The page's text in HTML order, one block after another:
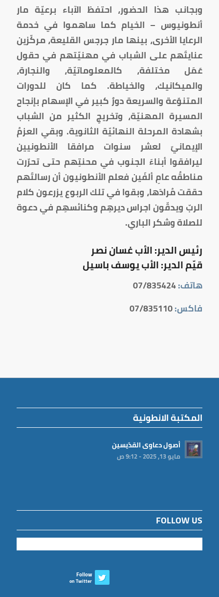
وبجانب هذا الحضور، احتفظ الآباء برعيّة مار
أنطونيوس – الخيام كما ساهموا في خدمة
الرعايا الأخرى، بينها مار جرجس القليعة، مركّزين
عنايتَهم على الشباب في مهنيّتهم في حقول
عَمَل مختلفة، كالمعلوماتيّة، والنجارة،
والميكانيك، والخياطة. كما كان للدورات
المتنوّعة والسريعة دورٌ كبير في الإسهام بإنجاح
المسيرة المهنيّة، وتخريجِ الكثير من الشباب
بشهادة المرحلة النهائيّة الثانوية. وبقي العزمُ
الإيمانيّ لعشر سنوات مرافقا الأنطونيين
ليرافقوا أبناءَ الجنوب في محنتِهم حتى تحرّرت
مناطقُه عامِ ألفَين فعلم الأنطونيون أن رسالتَهم
حققت مُرادَها، وبقوا في تلك الربوع يزرعون كلام
الربّ ويدقّون اجراس ديرهِم وكنائسهِم في دعوة
للصلاة وشكر الباري.
رئيس الدير: الأب غسان نصر
قيّم الدير: الأب يوسف باسيل
هاتف:
فاكس:
المكتبة الانطونية
أصول دعاوى القدّيسين
مايو 13, 2025 - 9:12 ص
FOLLOW US
Follow
on Twitter